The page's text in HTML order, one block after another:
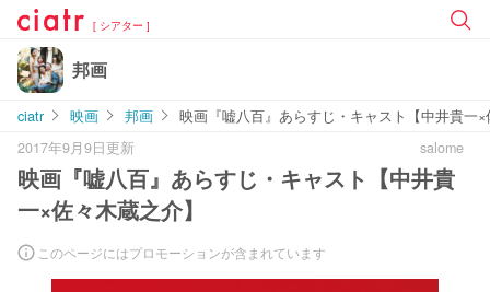
[ シアター ]
邦画
ciatr 映画 邦画
映画『嘘八百』あらすじ・キャスト【中井貴一
2017年9月9日更新
salome
映画『嘘八百』あらすじ・キャスト【中井貴
一×佐々木蔵之介】
このページにはプロモーションが含まれています